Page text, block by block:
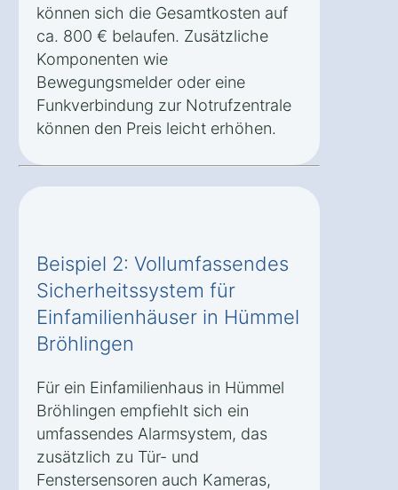
können sich die Gesamtkosten auf
ca. 800 € belaufen. Zusätzliche
Komponenten wie
Bewegungsmelder oder eine
Funkverbindung zur Notrufzentrale
können den Preis leicht erhöhen.
Beispiel 2: Vollumfassendes
Sicherheitssystem für
Einfamilienhäuser in Hümmel
Bröhlingen
Für ein Einfamilienhaus in Hümmel
Bröhlingen empfiehlt sich ein
umfassendes Alarmsystem, das
zusätzlich zu Tür- und
Fenstersensoren auch Kameras,